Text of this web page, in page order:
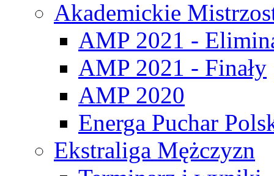
Akademickie
AMP 2021 -
AMP 2021 - Finały
AMP 2020
Energa Puchar
Ekstraliga Mężczyzn